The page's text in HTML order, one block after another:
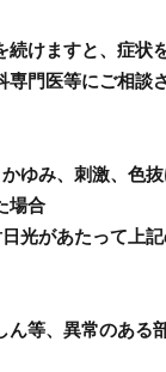
続けますと、症状
専門医等にご相談
ゆみ、刺激、色
場合
光があたって上
等、異常のある